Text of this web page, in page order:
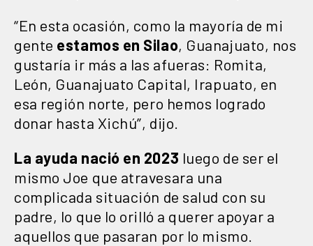
“En esta ocasión, como la mayoría de mi
gente estamos en Silao, Guanajuato, nos
gustaría ir más a las afueras: Romita,
León, Guanajuato Capital, Irapuato, en
esa región norte, pero hemos logrado
donar hasta Xichú”, dijo.
La ayuda nació en 2023 luego de ser el
mismo Joe que atravesara una
complicada situación de salud con su
padre, lo que lo orilló a querer apoyar a
aquellos que pasaran por lo mismo.